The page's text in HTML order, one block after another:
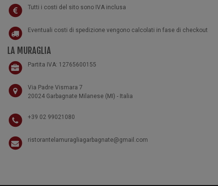
Tutti i costi del sito sono IVA inclusa
Eventuali costi di spedizione vengono calcolati in fase di checkout
LA MURAGLIA
Partita IVA: 12765600155
Via Padre Vismara 7
20024 Garbagnate Milanese (MI) - Italia
+39 02 99021080
ristorantelamuragliagarbagnate@gmail.com